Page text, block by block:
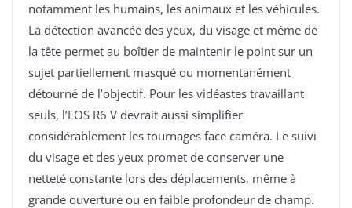
notamment les humains, les animaux et les véhicules.
La détection avancée des yeux, du visage et même de
la tête permet au boîtier de maintenir le point sur un
sujet partiellement masqué ou momentanément
détourné de l’objectif. Pour les vidéastes travaillant
seuls, l’EOS R6 V devrait aussi simplifier
considérablement les tournages face caméra. Le suivi
du visage et des yeux promet de conserver une
netteté constante lors des déplacements, même à
grande ouverture ou en faible profondeur de champ.